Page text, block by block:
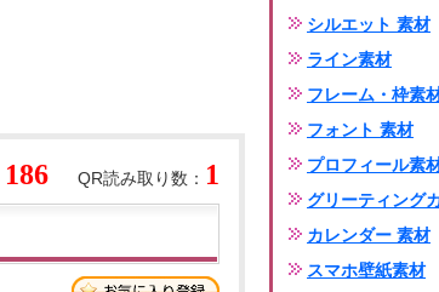
QR読み取り数： 1
186
シルエット 素材
ライン素材
フレーム・枠素
フォント 素材
プロフィール素
グリーティング
カレンダー 素材
スマホ壁紙素材